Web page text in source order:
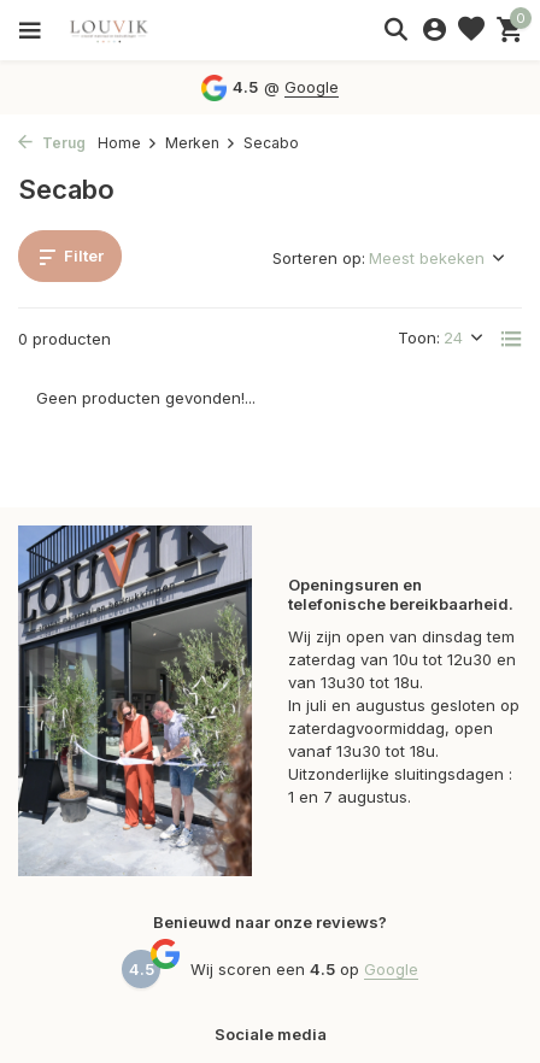
0
4.5 @Google
Terug Home Merken Secabo
Secabo
Filter
0 producten Toon:
Sorteren op:
Geen producten gevonden!...
Openingsuren en
telefonische bereikbaarheid.
Wij zijn open van dinsdag tem
zaterdag van 10u tot 12u30 en
van 13u30 tot 18u.
In juli en augustus gesloten op
zaterdagvoormiddag, open
vanaf 13u30 tot 18u.
Uitzonderlijke sluitingsdagen :
1 en 7 augustus.
Benieuwd naar onze reviews?
4.5 Wij scoren een 4.5 op Google
Sociale media